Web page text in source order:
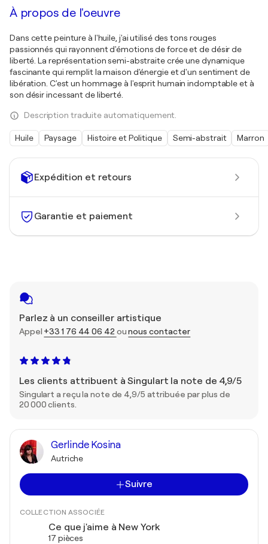
Expédition et retours
Garantie et paiement
Parlez à un conseiller artistique
Appel +33 1 76 44 06 42ounous contacter
Les clients attribuent à Singulart la note de 4,9/5
Singulart a reçu la note de 4,9/5 attribuée par plus de
20 000 clients.
Gerlinde Kosina
Autriche
Suivre
COLLECTION ASSOCIÉE
Ce que j'aime à New York
17 pièces
À propos de l'oeuvre
Dans cette peinture à l'huile, j'ai utilisé des tons rouges
passionnés qui rayonnent d'émotions de force et de désir de
liberté. La représentation semi-abstraite crée une dynamique
fascinante qui remplit la maison d'énergie et d'un sentiment de
libération. C'est un hommage à l'esprit humain indomptable et à
son désir incessant de liberté.
Description traduite automatiquement.
Huile Paysage Histoire et Politique Semi-abstrait Marron